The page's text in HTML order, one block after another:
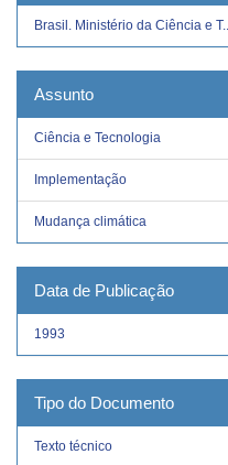
Brasil. Ministério da Ciência e T...
Assunto
Ciência e Tecnologia
Implementação
Mudança climática
Data de Publicação
1993
Tipo do Documento
Texto técnico